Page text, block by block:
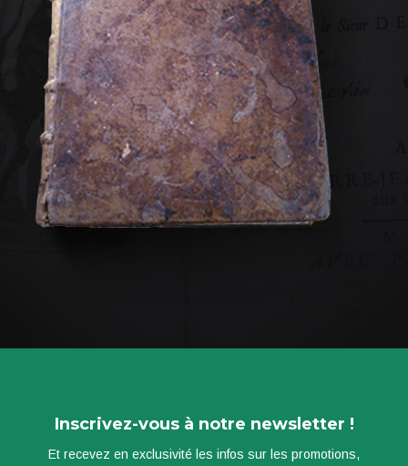
Inscrivez-vous à notre newsletter !
Et recevez en exclusivité les infos sur les promotions,